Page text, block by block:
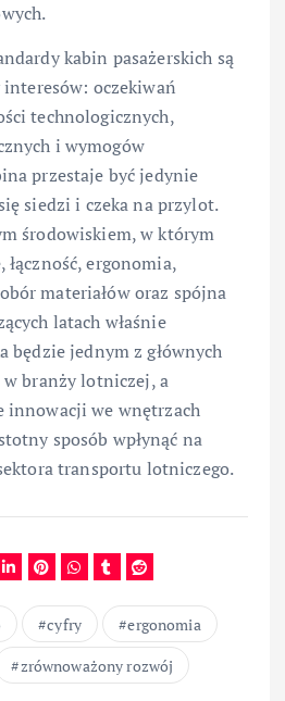
kabin pasażerskich są
oczekiwań
technologicznych,
i wymogów
przestaje być jedynie
siedzi i czeka na przylot.
środowiskiem, w którym
ergonomia,
materiałów oraz spójna
latach właśnie
będzie jednym z głównych
branży lotniczej, a
innowacji we wnętrzach
sposób wpłynąć na
transportu lotniczego.
cyfry
ergonomia
zrównoważony rozwój